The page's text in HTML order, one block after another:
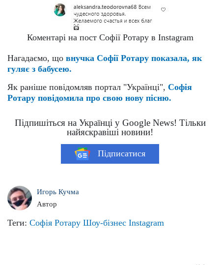
Коментарі на пост Софії Ротару в Instagram
Нагадаємо, що внучка Софії Ротару показала, як
гуляє з бабусею.
Як раніше повідомляв портал "Українці", Софія
Ротару повідомила про свою нову пісню.
Підпишіться на Українці у Google News! Тільки
найяскравіші новини!
Підписатися
Игорь Кучма
Автор
Теги: Софія Ротару Шоу-бізнес Instagram